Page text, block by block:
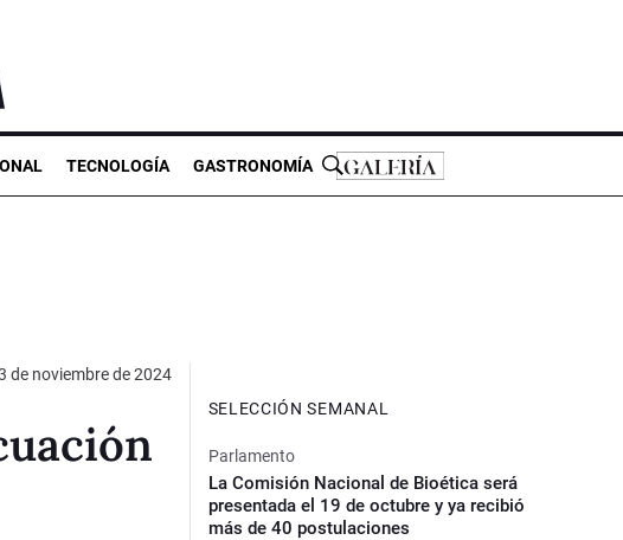
TECNOLOGÍA GASTRONOMÍA
de noviembre de 2024
SELECCIÓN SEMANAL
Parlamento
La Comisión Nacional de Bioética será
presentada el 19 de octubre y ya recibió
más de 40 postulaciones